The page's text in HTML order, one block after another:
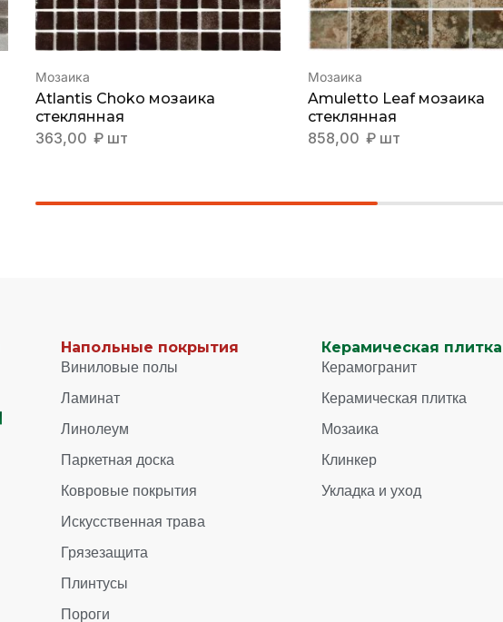
Мозаика
Atlantis Choko мозаика
стеклянная
363,00 ₽ шт
Мозаика
Amuletto Leaf мозаика
стеклянная
858,00 ₽ шт
Напольные покрытия
Виниловые полы
Ламинат
Линолеум
Паркетная доска
Ковровые покрытия
Искусственная трава
Грязезащита
Плинтусы
Пороги
Керамическая
Керамогранит
Керамическая плитка
Мозаика
Клинкер
Укладка и уход